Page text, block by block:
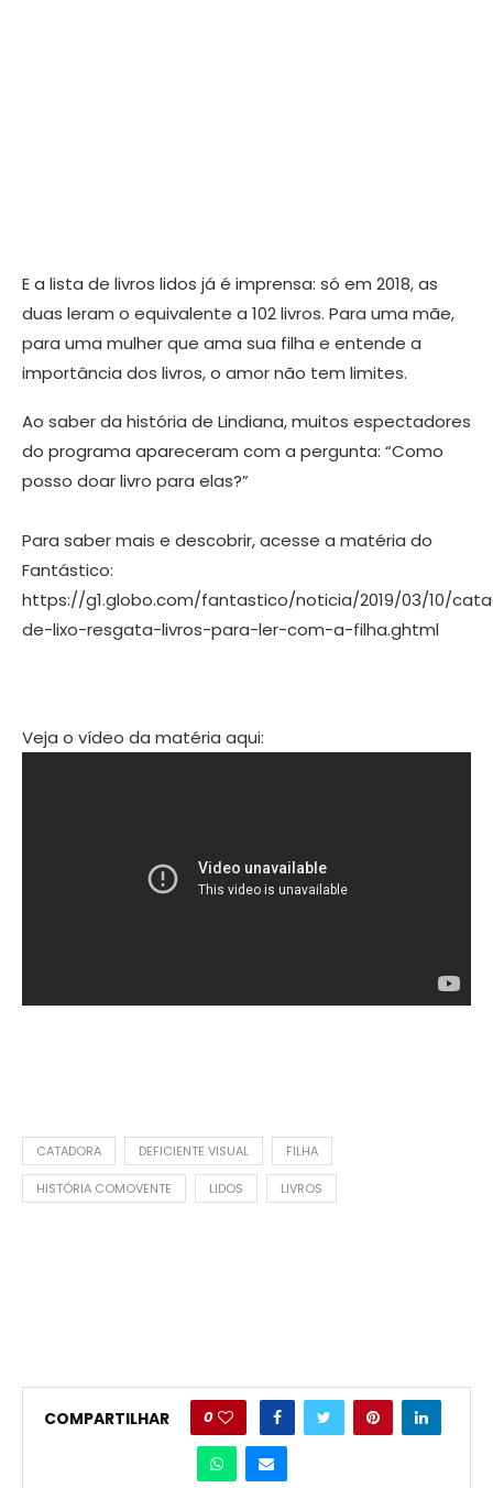
E a lista de livros lidos já é imprensa: só em 2018, as
duas leram o equivalente a 102 livros. Para uma mãe,
para uma mulher que ama sua filha e entende a
importância dos livros, o amor não tem limites.
Ao saber da história de Lindiana, muitos espectadores
do programa apareceram com a pergunta: “Como
posso doar livro para elas?”
Para saber mais e descobrir, acesse a matéria do
Fantástico:
https://g1.globo.com/fantastico/noticia/2019/03/10/
de-lixo-resgata-livros-para-ler-com-a-filha.ghtml
Veja o vídeo da matéria aqui:
CATADORA DEFICIENTE VISUAL FILHA
HISTÓRIA COMOVENTE LIDOS LIVROS
COMPARTILHAR 0